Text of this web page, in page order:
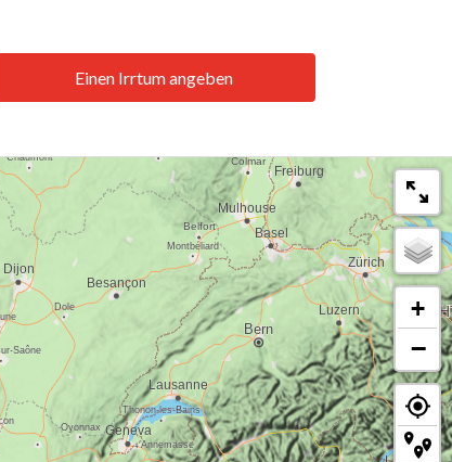
Einen Irrtum angeben
+
−